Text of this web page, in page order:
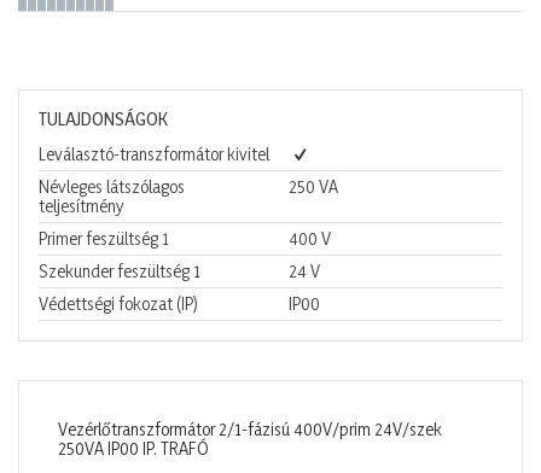
TULAJDONSÁGOK
Leválasztó-transzformátor kivitel
Névleges látszólagos
teljesítmény
250 VA
Primer feszültség 1 400 V
Szekunder feszültség 1
24V
Védettségi fokozat (IP)
IP00
Vezérlőtranszformátor 2/1-fázisú 400V/prim 24V/szek
250VA IP00 IP. TRAFÓ